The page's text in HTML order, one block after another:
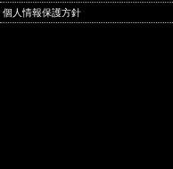
個人情報保護方針